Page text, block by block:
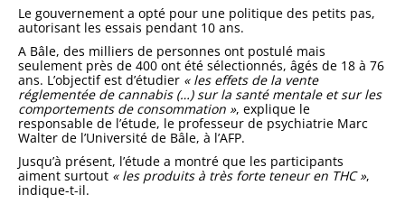
Le gouvernement a opté pour une politique des petits pas,
autorisant les essais pendant 10 ans.
A Bâle, des milliers de personnes ont postulé mais
seulement près de 400 ont été sélectionnés, âgés de 18 à 76
ans. L’objectif est d’étudier « les effets de la vente
réglementée de cannabis (…) sur la santé mentale et sur les
comportements de consommation », explique le
responsable de l’étude, le professeur de psychiatrie Marc
Walter de l’Université de Bâle, à l’AFP.
Jusqu’à présent, l’étude a montré que les participants
aiment surtout « les produits à très forte teneur en THC »,
indique-t-il.